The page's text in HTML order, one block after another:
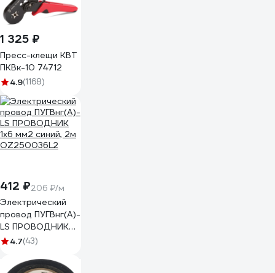
1 325 ₽
Пресс-клещи КВТ
ПКВк-10 74712
4.9(1168)
412 ₽206 ₽/м
Электрический
провод ПУГВнг(А)-
LS ПРОВОДНИК
1x6 мм2 синий, 2м
4.7(43)